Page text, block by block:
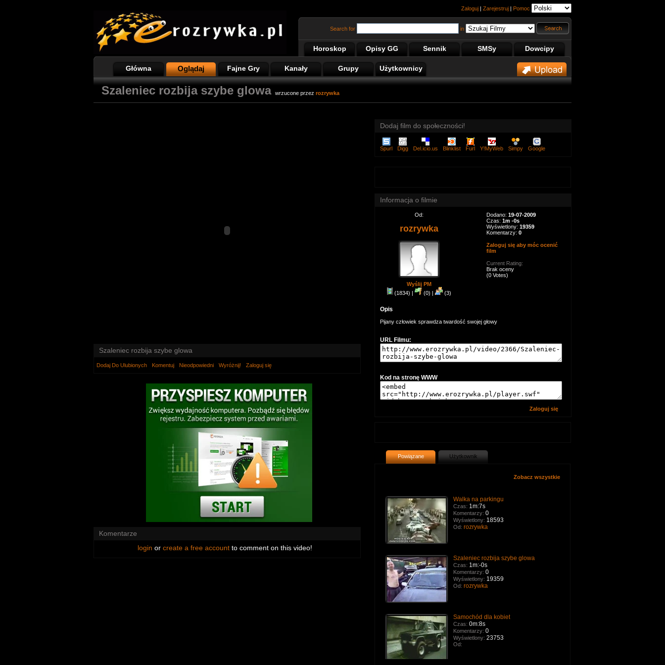
Zaloguj | Zarejestruj | Pomoc
Search for in
Horoskop Opisy GG Sennik SMSy Dowcipy
Główna Oglądaj Fajne Gry Kanały Grupy Użytkownicy
Szaleniec rozbija szybe glowa wrzucone przez rozrywka
Szaleniec rozbija szybe glowa
Dodaj Do Ulubionych Komentuj Nieodpowiedni Wyróżnij! Zaloguj się
Komentarze
login or create a free accountto comment on this video!
Dodaj film do społeczności!
Spurl Digg Del.icio.us Blinklist Furl Y!MyWeb Simpy Google
Informacja o filmie
Od:
rozrywka
Wyślij PM
(1834) |
(0) | (3)
Dodano: 19-07-2009
Czas: 1m -0s
Wyświetlony: 19359
Komentarzy: 0
Zaloguj się aby móc ocenić
film
Current Rating:
Brak oceny
(0 Votes)
Opis
Pijany człowiek sprawdza twardość swojej głowy
URL Filmu:
Kod na stronę WWW
Zaloguj się
Powiązane Użytkownik
Zobacz wszystkie
Walka na parkingu
Czas: 1m:7s
Komentarzy: 0
Wyświetlony: 18593
Od: rozrywka
Szaleniec rozbija szybe glowa
Czas: 1m:-0s
Komentarzy: 0
Wyświetlony: 19359
Od: rozrywka
Samochód dla kobiet
Czas: 0m:8s
Komentarzy: 0
Wyświetlony: 23753
Od: